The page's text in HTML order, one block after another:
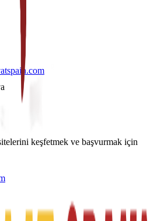
keşfetmek ve başvurmak için